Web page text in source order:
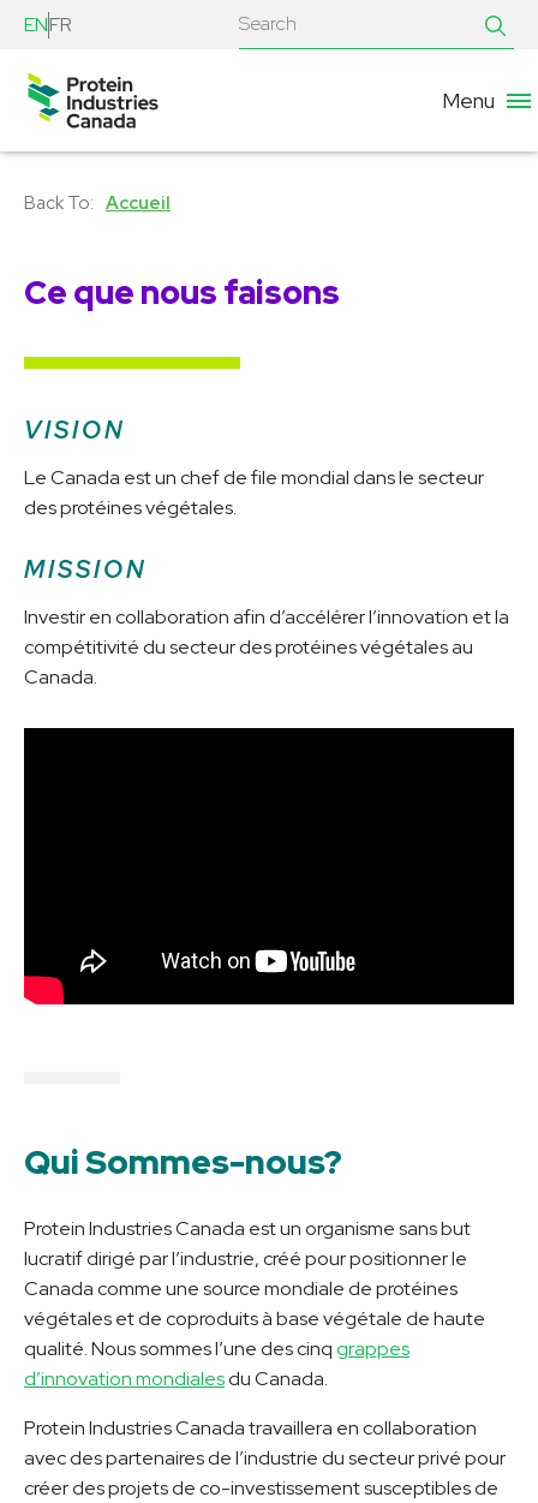
ENFR
Menu
Accueil
Ce que nous faisons
VISION
Le Canada est un chef de file mondial dans le secteur
des protéines végétales.
MISSION
Investir en collaboration afin d’accélérer l’innovation et la
compétitivité du secteur des protéines végétales au
Canada.
Qui Sommes-nous?
Protein Industries Canada est un organisme sans but
lucratif dirigé par l’industrie, créé pour positionner le
Canada comme une source mondiale de protéines
végétales et de coproduits à base végétale de haute
qualité. Nous sommes l’une des cinqgrappes
d’innovation mondialesdu Canada.
Protein Industries Canada travaillera en collaboration
avec des partenaires de l’industrie du secteur privé pour
créer des projets de co-investissement susceptibles de